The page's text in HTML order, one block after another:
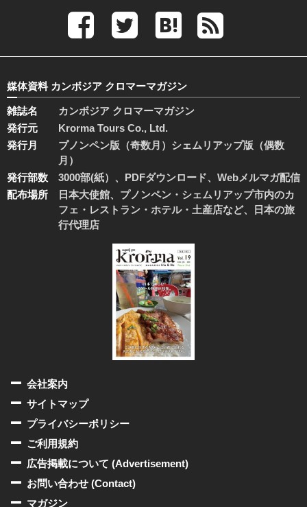
媒体資料 カンボジア クロマーマガジン
雑誌名
カンボジア クロマーマガジン
発行元
Krorma Tours Co., Ltd.
発行月
プノンペン版（奇数月）シェムリアップ版（偶数
月）
発行部数
3000部(紙）、PDFダウンロード、Webメルマガ配信
配布場所
日本大使館、プノンペン・シェムリアップ市内のカ
フェ・レストラン・ホテル・土産店など、日本の旅
行代理店
会社案内
サイトマップ
プライバシーポリシー
ご利用規約
広告掲載について (Advertisement)
お問い合わせ (Contact)
マガジン